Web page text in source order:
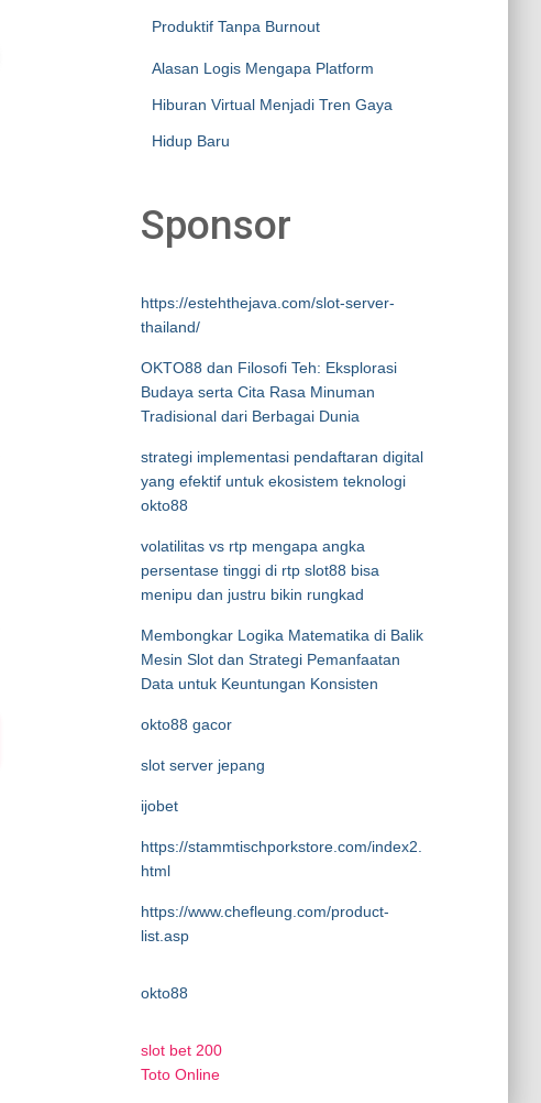
Produktif Tanpa Burnout
Alasan Logis Mengapa Platform
Hiburan Virtual Menjadi Tren Gaya
Hidup Baru
Sponsor
https://estehthejava.com/slot-server-
thailand/
OKTO88 dan Filosofi Teh: Eksplorasi
Budaya serta Cita Rasa Minuman
Tradisional dari Berbagai Dunia
strategi implementasi pendaftaran digital
yang efektif untuk ekosistem teknologi
okto88
volatilitas vs rtp mengapa angka
persentase tinggi di rtp slot88 bisa
menipu dan justru bikin rungkad
Membongkar Logika Matematika di Balik
Mesin Slot dan Strategi Pemanfaatan
Data untuk Keuntungan Konsisten
okto88 gacor
slot server jepang
ijobet
https://stammtischporkstore.com/index2.
html
https://www.chefleung.com/product-
list.asp
okto88
slot bet 200
Toto Online